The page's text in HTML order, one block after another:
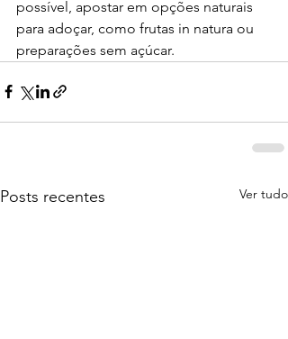
possível, apostar em opções naturais
para adoçar, como frutas in natura ou
preparações sem açúcar.
Posts recentes Ver tudo